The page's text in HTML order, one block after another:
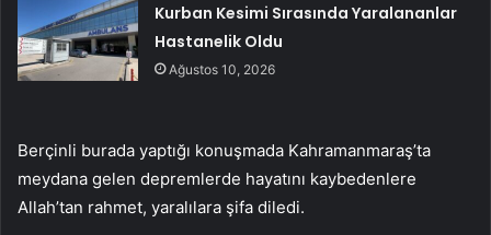
Kurban Kesimi Sırasında Yaralananlar
Hastanelik Oldu
Ağustos 10, 2026
Berçinli burada yaptığı konuşmada Kahramanmaraş’ta
meydana gelen depremlerde hayatını kaybedenlere
Allah’tan rahmet, yaralılara şifa diledi.